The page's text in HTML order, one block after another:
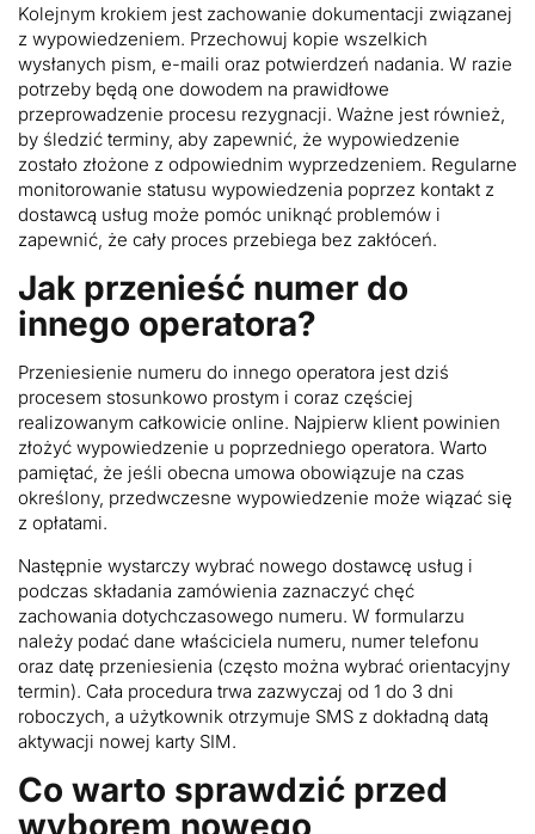
Kolejnym krokiem jest zachowanie dokumentacji związanej
z wypowiedzeniem. Przechowuj kopie wszelkich
wysłanych pism, e-maili oraz potwierdzeń nadania. W razie
potrzeby będą one dowodem na prawidłowe
przeprowadzenie procesu rezygnacji. Ważne jest również,
by śledzić terminy, aby zapewnić, że wypowiedzenie
zostało złożone z odpowiednim wyprzedzeniem. Regularne
monitorowanie statusu wypowiedzenia poprzez kontakt z
dostawcą usług może pomóc uniknąć problemów i
zapewnić, że cały proces przebiega bez zakłóceń.
Jak przenieść numer do
innego operatora?
Przeniesienie numeru do innego operatora jest dziś
procesem stosunkowo prostym i coraz częściej
realizowanym całkowicie online. Najpierw klient powinien
złożyć wypowiedzenie u poprzedniego operatora. Warto
pamiętać, że jeśli obecna umowa obowiązuje na czas
określony, przedwczesne wypowiedzenie może wiązać się
z opłatami.
Następnie wystarczy wybrać nowego dostawcę usług i
podczas składania zamówienia zaznaczyć chęć
zachowania dotychczasowego numeru. W formularzu
należy podać dane właściciela numeru, numer telefonu
oraz datę przeniesienia (często można wybrać orientacyjny
termin). Cała procedura trwa zazwyczaj od 1 do 3 dni
roboczych, a użytkownik otrzymuje SMS z dokładną datą
aktywacji nowej karty SIM.
Co warto sprawdzić przed
wyborem nowego